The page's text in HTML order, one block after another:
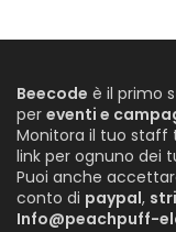
Beecode è il primo
per eventi e
Monitora il tuo staff
link per ognuno dei
Puoi anche
conto di paypal,
Info@peachpuff-